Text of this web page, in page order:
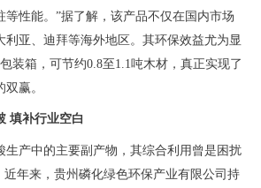
等性能。”据了解，该产品不仅在国内市场
利亚、迪拜等海外地区。其环保效益尤为显
装箱，可节约0.8至1.1吨木材，真正实现了
赢。
填补行业空白
生产中的主要副产物，其综合利用曾是困扰
近年来，贵州磷化绿色环保产业有限公司持